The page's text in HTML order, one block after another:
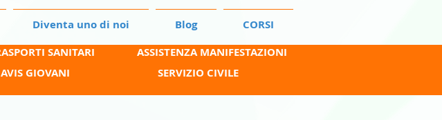
Diventa uno di noi Blog CORSI
SANITARI
AVIS GIOVANI
SERVIZIO CIVILE
ASSISTENZA MANIFESTAZIONI